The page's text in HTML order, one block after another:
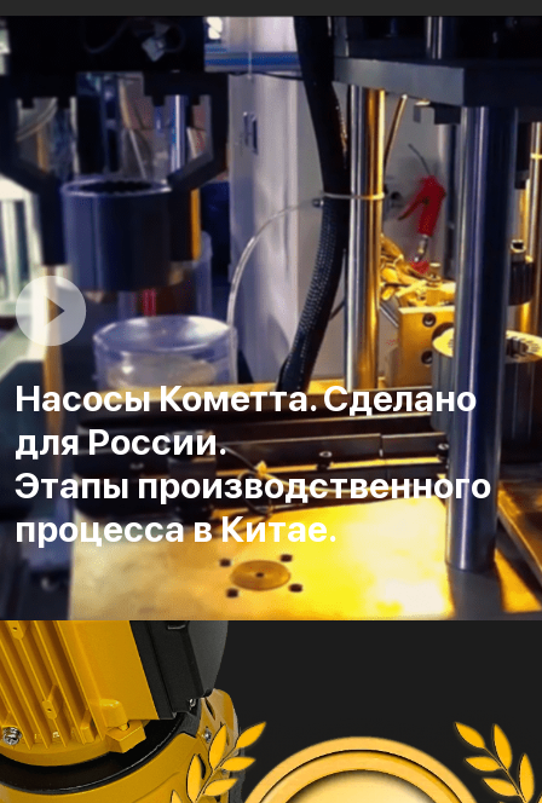
Насосы Кометта. Сделано
для России.
Этапы производственного
процесса в Китае.